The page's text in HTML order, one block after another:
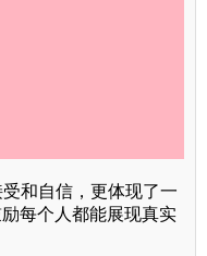
和自信，更体现了一
每个人都能展现真实